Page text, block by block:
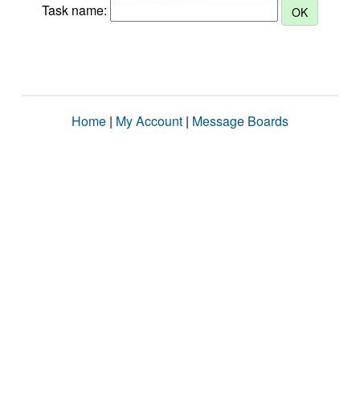
Task name:
Home | My Account | Message Boards